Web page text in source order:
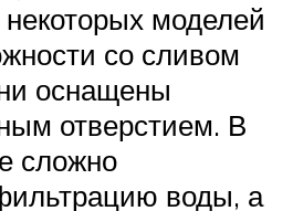
моделей
со сливом
оснащены
отверстием. В
сложно
воды, а